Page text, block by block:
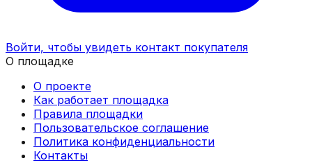
Войти, чтобы увидеть контакт покупателя
О площадке
О проекте
Как работает площадка
Правила площадки
Пользовательское соглашение
Политика конфиденциальности
Контакты